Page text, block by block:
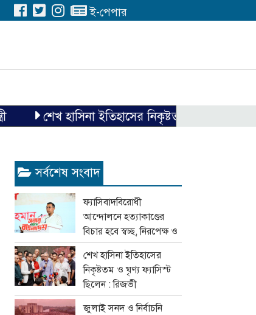
ই-পেপার
শেখ হাসিনা ইতিহাসের নিকৃষ্টতম ও ঘৃণ্য ফ্যাসিস্ট
সর্বশেষ সংবাদ
ফ্যাসিবাদবিরোধী
আন্দোলনে হত্যাকাণ্ডের
বিচার হবে স্বচ্ছ, নিরপেক্ষ ও
বিশ্বাসযোগ্য : প্রধানমন্ত্রী
শেখ হাসিনা ইতিহাসের
নিকৃষ্টতম ও ঘৃণ্য ফ্যাসিস্ট
ছিলেন : রিজভী
জুলাই সনদ ও নির্বাচনি